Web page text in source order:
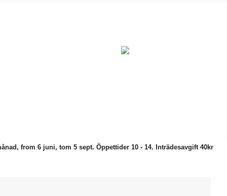
from 6 juni, tom 5 sept. Öppettider 10 - 14. Inträdesavgift 40kr